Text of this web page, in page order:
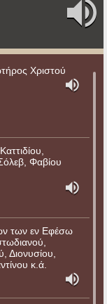
Χριστού
Φαβίου
των εν Εφέσω
Διονυσίου,
κ.ά.